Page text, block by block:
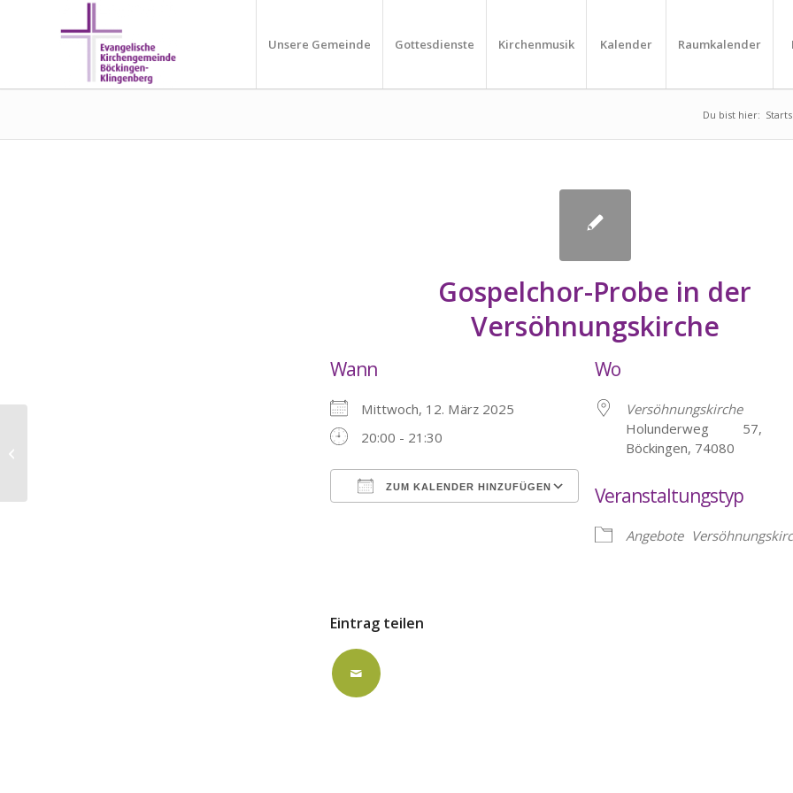
Unsere Gemeinde Gottesdienste Kirchenmusik Kalender Raumkalender
Du bist hier:
Gospelchor-Probe in der
Versöhnungskirche
Wann
Mittwoch, 12. März 2025
20:00 - 21:30
ZUM KALENDER HINZUFÜGEN
Wo
Versöhnungskirche
Holunderweg 57,
Böckingen, 74080
Veranstaltungstyp
Angebote
Eintrag teilen